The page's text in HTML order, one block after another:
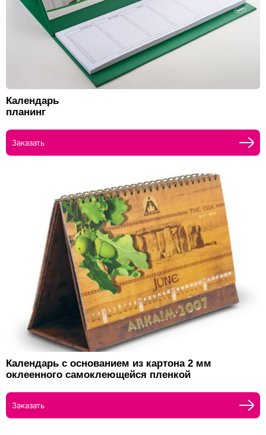
Календарь
планинг
Заказать
Календарь с основанием из картона 2 мм
оклеенного самоклеющейся пленкой
Заказать